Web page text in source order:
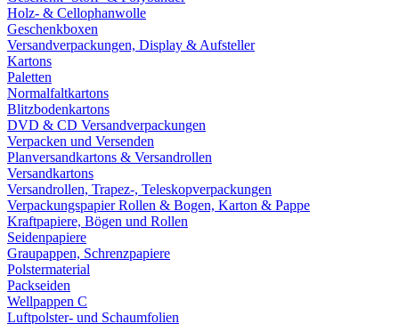
Holz- & Cellophanwolle
Geschenkboxen
Versandverpackungen, Display & Aufsteller
Kartons
Paletten
Normalfaltkartons
Blitzbodenkartons
DVD & CD Versandverpackungen
Verpacken und Versenden
Planversandkartons & Versandrollen
Versandkartons
Versandrollen, Trapez-, Teleskopverpackungen
Verpackungspapier Rollen & Bogen, Karton & Pappe
Kraftpapiere, Bögen und Rollen
Seidenpapiere
Graupappen, Schrenzpapiere
Polstermaterial
Packseiden
Wellpappen C
Luftpolster- und Schaumfolien